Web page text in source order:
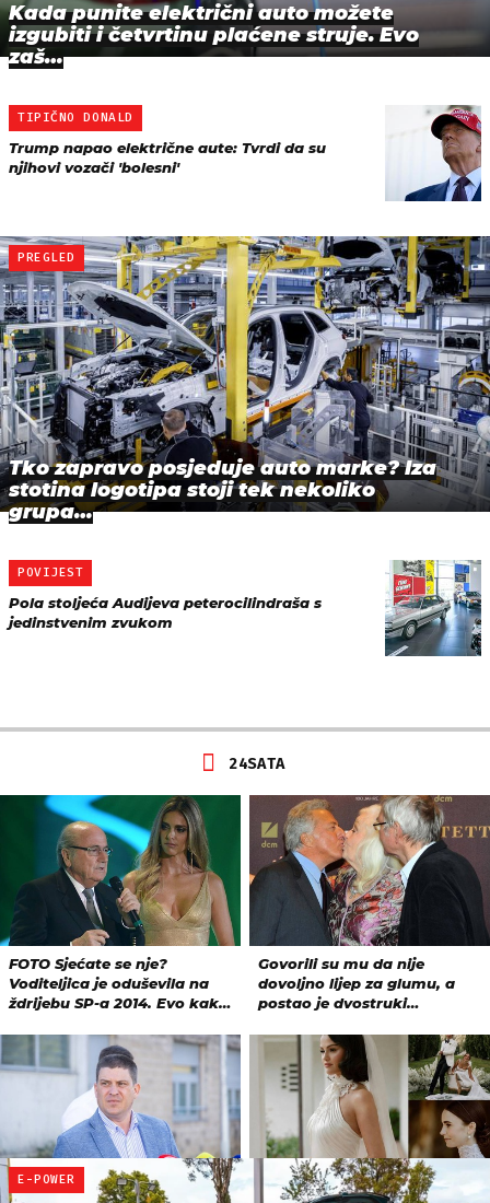
Kada punite električni auto možete
izgubiti i četvrtinu plaćene struje. Evo
zaš…
TIPIČNO DONALD
Trump napao električne aute: Tvrdi da su
njihovi vozači 'bolesni'
PREGLED
Tko zapravo posjeduje auto marke? Iza
stotina logotipa stoji tek nekoliko
grupa…
POVIJEST
Pola stoljeća Audijeva peterocilindraša s
jedinstvenim zvukom
E-POWER